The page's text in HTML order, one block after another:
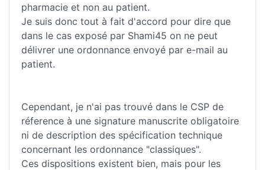
pharmacie et non au patient.
Je suis donc tout à fait d'accord pour dire que
dans le cas exposé par Shami45 on ne peut
délivrer une ordonnance envoyé par e-mail au
patient.
Cependant, je n'ai pas trouvé dans le CSP de
réference à une signature manuscrite obligatoire
ni de description des spécification technique
concernant les ordonnance "classiques".
Ces dispositions existent bien, mais pour les